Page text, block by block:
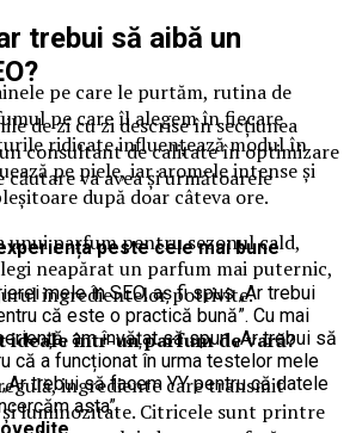
trebui să aibă un
de zi cu zi descrise în secțiunea
consultant de calitate în optimizare
va avea și următoarele
peste cele mai bune
mele în SEO, aș fi spus „Ar trebui
că este o practică bună”. Cu mai
am învățat să spun „Ar trebui să
că a funcționat în urma testelor mele
trebui să facem YY pentru că datele
asta”.
pe care le purtăm, rutina de
pe care îl alegem în fiecare
ridicate influențează modul în
pe piele, iar aromele intense și
după doar câteva ore.
unui parfum pentru sezonul cald,
neapărat un parfum mai puternic,
ingredientelor potrivite.
ideale într-un parfum de vară?
ingrediente care transmit
luminozitate. Citricele sunt printre